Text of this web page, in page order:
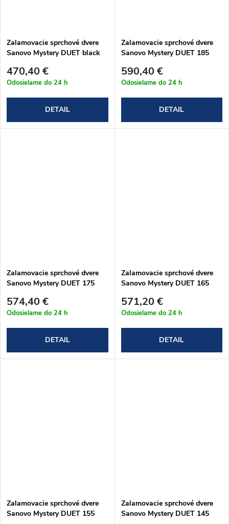
Zalamovacie sprchové dvere
Sanovo Mystery DUET black
(MYSDB_145C)
470,40 €
Odosielame do 24 h
DETAIL
Zalamovacie sprchové dvere
Sanovo Mystery DUET 185
(MYSD_185C)
590,40 €
Odosielame do 24 h
DETAIL
Zalamovacie sprchové dvere
Sanovo Mystery DUET 175
(MYSD_175C)
574,40 €
Odosielame do 24 h
DETAIL
Zalamovacie sprchové dvere
Sanovo Mystery DUET 165
(MYSD_165C)
571,20 €
Odosielame do 24 h
DETAIL
Zalamovacie sprchové dvere
Sanovo Mystery DUET 155
Zalamovacie sprchové dvere
Sanovo Mystery DUET 145